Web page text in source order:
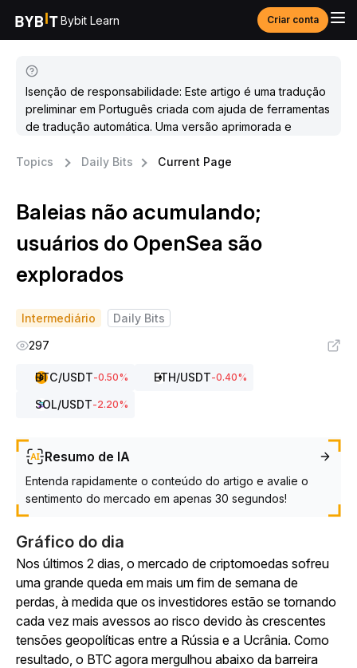
Bybit Learn Criar conta
Isenção de responsabilidade: Este artigo é uma tradução
preliminar em Português criada com ajuda de ferramentas
de tradução automática. Uma versão aprimorada e
Topics
Daily Bits Current Page
Baleias não acumulando;
usuários do OpenSea são
explorados
Intermediário
Daily Bits
297
BTC/USDT-0.50% ETH/USDT-0.40%
SOL/USDT-2.20%
Resumo de IA
Entenda rapidamente o conteúdo do artigo e avalie o
sentimento do mercado em apenas 30 segundos!
Gráfico do dia
Nos últimos 2 dias, o mercado de criptomoedas sofreu
uma grande queda em mais um fim de semana de
perdas, à medida que os investidores estão se tornando
cada vez mais avessos ao risco devido às crescentes
tensões geopolíticas entre a Rússia e a Ucrânia. Como
resultado, o BTC agora mergulhou abaixo da barreira